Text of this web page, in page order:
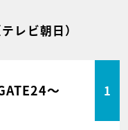
テレビ朝日）
～ 1